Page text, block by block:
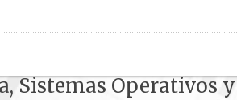
Sistemas Operativos